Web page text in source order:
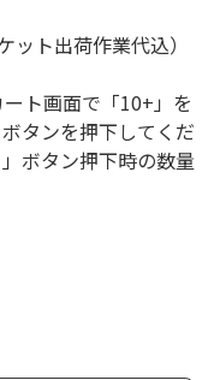
ット出荷作業代込）
ト画面で「10+」を
タンを押下してくだ
ボタン押下時の数量